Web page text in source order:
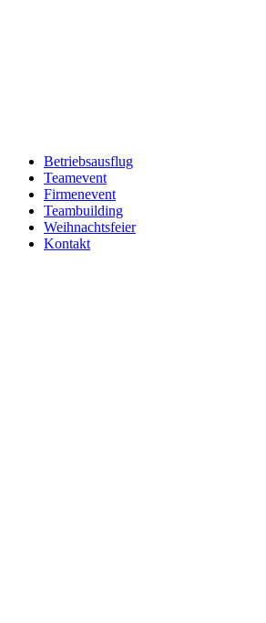
Betriebsausflug
Teamevent
Firmenevent
Teambuilding
Weihnachtsfeier
Kontakt